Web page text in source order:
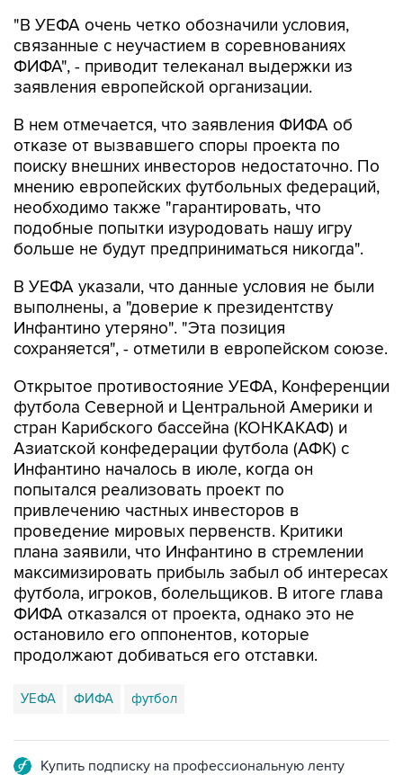
"В УЕФА очень четко обозначили условия,
связанные с неучастием в соревнованиях
ФИФА", - приводит телеканал выдержки из
заявления европейской организации.
В нем отмечается, что заявления ФИФА об
отказе от вызвавшего споры проекта по
поиску внешних инвесторов недостаточно. По
мнению европейских футбольных федераций,
необходимо также "гарантировать, что
подобные попытки изуродовать нашу игру
больше не будут предприниматься никогда".
В УЕФА указали, что данные условия не были
выполнены, а "доверие к президентству
Инфантино утеряно". "Эта позиция
сохраняется", - отметили в европейском союзе.
Открытое противостояние УЕФА, Конференции
футбола Северной и Центральной Америки и
стран Карибского бассейна (КОНКАКАФ) и
Азиатской конфедерации футбола (АФК) с
Инфантино началось в июле, когда он
попытался реализовать проект по
привлечению частных инвесторов в
проведение мировых первенств. Критики
плана заявили, что Инфантино в стремлении
максимизировать прибыль забыл об интересах
футбола, игроков, болельщиков. В итоге глава
ФИФА отказался от проекта, однако это не
остановило его оппонентов, которые
продолжают добиваться его отставки.
УЕФА ФИФА футбол
Купить подписку на профессиональную ленту